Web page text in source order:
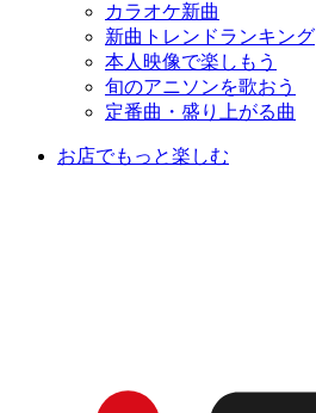
カラオケ新曲
新曲トレンドランキング
本人映像で楽しもう
旬のアニソンを歌おう
定番曲・盛り上がる曲
お店でもっと楽しむ